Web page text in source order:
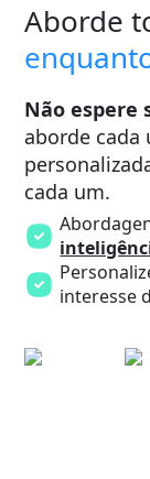
Aborde
Não
aborde cada
cada um.
interesse